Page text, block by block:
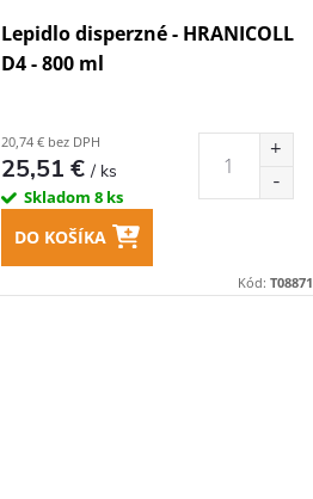
Lepidlo disperzné - HRANICOLL
D4 - 800 ml
20,74 € bez DPH
25,51 €/ ks
Skladom 8 ks
DO KOŠÍKA
Kód: T08871